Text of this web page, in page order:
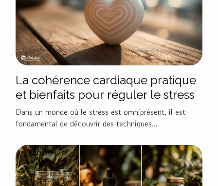
La cohérence cardiaque pratique
et bienfaits pour réguler le stress
Dans un monde où le stress est omniprésent, il est
fondamental de découvrir des techniques...